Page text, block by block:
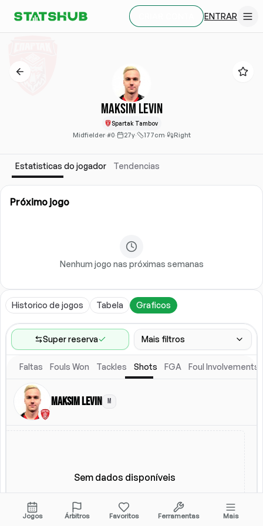
ENTRAR
Maksim Levin
Spartak Tambov
Midfielder·#0· 27y· 177cm· Right
Estatisticas do jogador Tendencias
Próximo jogo
Nenhum jogo nas próximas semanas
Historico de jogos Tabela Graficos
Super reserva Mais filtros
Faixa de jogos
Ultimos 60 jogos
Competicoes
Ligas(4
Faltas Fouls Won Tackles Shots FGA Foul Involvements
Maksim Levin M
Sem dados disponíveis
Jogos Árbitros Favoritos Ferramentas Mais